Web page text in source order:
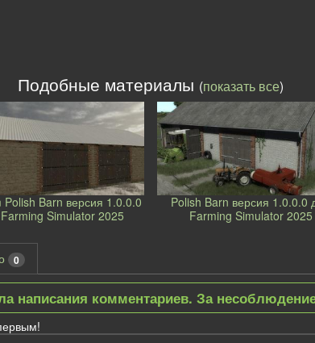
Подобные материалы (показать все)
Polish Barn версия 1.0.0.0
Simulator 2025
Polish Barn версия 1.0.0.0
Farming Simulator 2025
0
написания комментариев. За